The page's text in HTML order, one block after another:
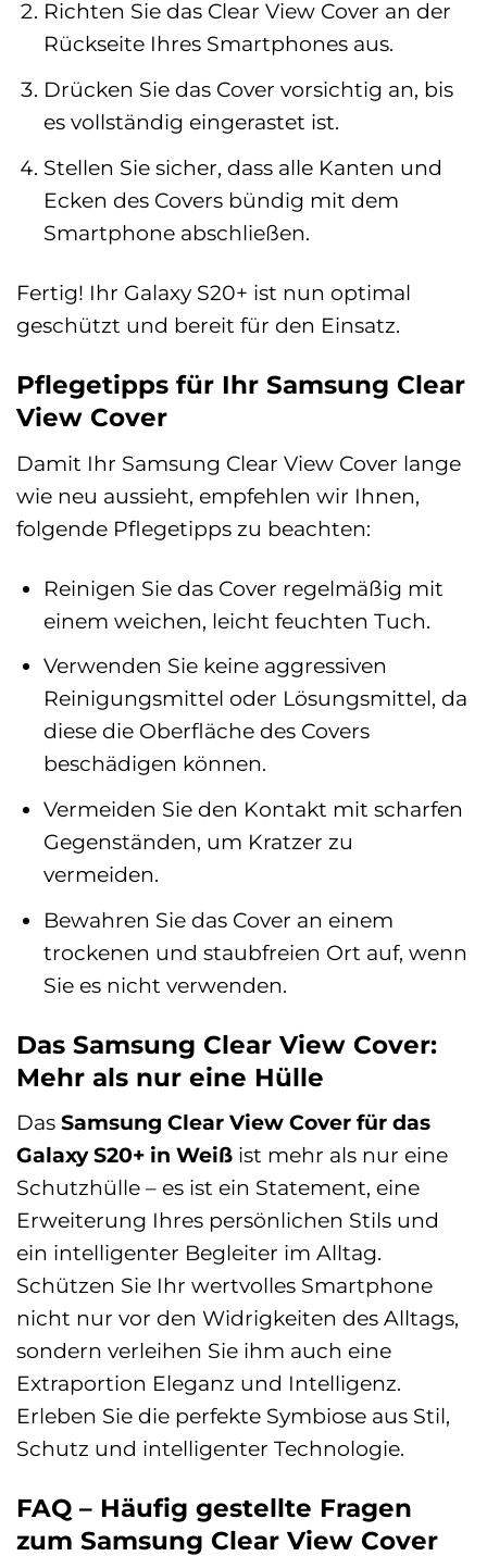
Richten Sie das Clear View Cover an der
Rückseite Ihres Smartphones aus.
Drücken Sie das Cover vorsichtig an, bis
es vollständig eingerastet ist.
Stellen Sie sicher, dass alle Kanten und
Ecken des Covers bündig mit dem
Smartphone abschließen.
Fertig! Ihr Galaxy S20+ ist nun optimal
geschützt und bereit für den Einsatz.
Pflegetipps für Ihr Samsung Clear
View Cover
Damit Ihr Samsung Clear View Cover lange
wie neu aussieht, empfehlen wir Ihnen,
folgende Pflegetipps zu beachten:
Reinigen Sie das Cover regelmäßig mit
einem weichen, leicht feuchten Tuch.
Verwenden Sie keine aggressiven
Reinigungsmittel oder Lösungsmittel, da
diese die Oberfläche des Covers
beschädigen können.
Vermeiden Sie den Kontakt mit scharfen
Gegenständen, um Kratzer zu
vermeiden.
Bewahren Sie das Cover an einem
trockenen und staubfreien Ort auf, wenn
Sie es nicht verwenden.
Das Samsung Clear View Cover:
Mehr als nur eine Hülle
Das Samsung Clear View Cover für das
Galaxy S20+ in Weiß ist mehr als nur eine
Schutzhülle – es ist ein Statement, eine
Erweiterung Ihres persönlichen Stils und
ein intelligenter Begleiter im Alltag.
Schützen Sie Ihr wertvolles Smartphone
nicht nur vor den Widrigkeiten des Alltags,
sondern verleihen Sie ihm auch eine
Extraportion Eleganz und Intelligenz.
Erleben Sie die perfekte Symbiose aus Stil,
Schutz und intelligenter Technologie.
FAQ – Häufig gestellte Fragen
zum Samsung Clear View Cover